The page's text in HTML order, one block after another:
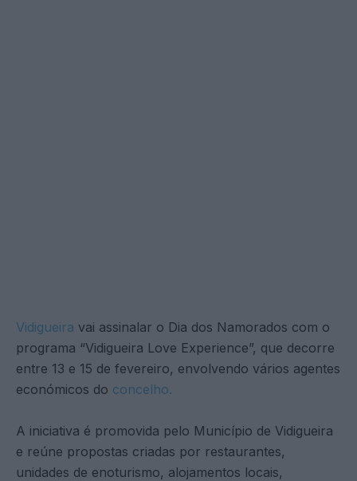
Vidigueira vai assinalar o Dia dos Namorados com o
programa “Vidigueira Love Experience”, que decorre
entre 13 e 15 de fevereiro, envolvendo vários agentes
económicos do concelho.
A iniciativa é promovida pelo Município de Vidigueira
e reúne propostas criadas por restaurantes,
unidades de enoturismo, alojamentos locais,